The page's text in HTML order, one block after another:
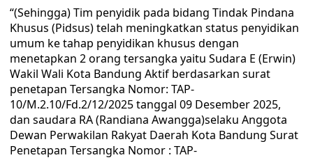
“(Sehingga) Tim penyidik pada bidang Tindak Pindana
Khusus (Pidsus) telah meningkatkan status penyidikan
umum ke tahap penyidikan khusus dengan
menetapkan 2 orang tersangka yaitu Sudara E (Erwin)
Wakil Wali Kota Bandung Aktif berdasarkan surat
penetapan Tersangka Nomor: TAP-
10/M.2.10/Fd.2/12/2025 tanggal 09 Desember 2025,
dan saudara RA (Randiana Awangga)selaku Anggota
Dewan Perwakilan Rakyat Daerah Kota Bandung Surat
Penetapan Tersangka Nomor : TAP-